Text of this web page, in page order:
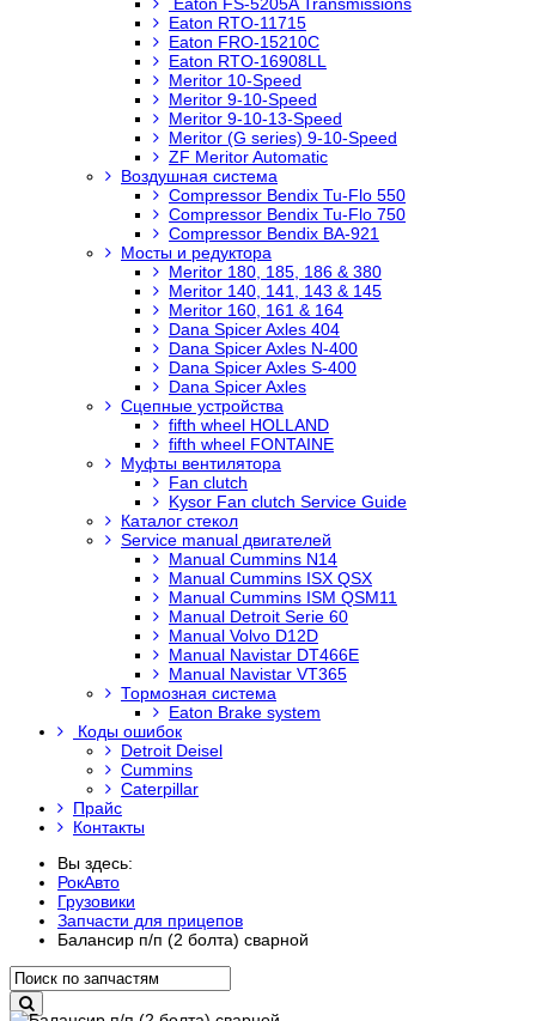
Eaton RTO-11715
Eaton FRO-15210C
Eaton RTO-16908LL
Meritor 10-Speed
Meritor 9-10-Speed
Meritor 9-10-13-Speed
Meritor (G series) 9-10-Speed
ZF Meritor Automatic
Воздушная система
Compressor Bendix Tu-Flo 550
Compressor Bendix Tu-Flo 750
Compressor Bendix BA-921
Мосты и редуктора
Meritor 180, 185, 186 & 380
Meritor 140, 141, 143 & 145
Meritor 160, 161 & 164
Dana Spicer Axles 404
Dana Spicer Axles N-400
Dana Spicer Axles S-400
Dana Spicer Axles
Сцепные устройства
fifth wheel HOLLAND
fifth wheel FONTAINE
Муфты вентилятора
Fan clutch
Kysor Fan clutch Service Guide
Каталог стекол
Service manual двигателей
Manual Cummins N14
Manual Cummins ISX QSX
Manual Cummins ISM QSM11
Manual Detroit Serie 60
Manual Volvo D12D
Manual Navistar DT466E
Manual Navistar VT365
Тормозная система
Eaton Brake system
Коды ошибок
Detroit Deisel
Cummins
Caterpillar
Прайс
Контакты
Вы здесь:
РокАвто
Грузовики
Запчасти для прицепов
Балансир п/п (2 болта) сварной